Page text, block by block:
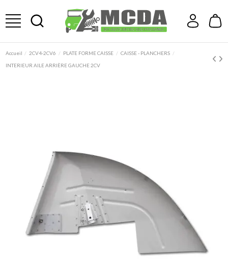
Accueil 2CV4-2CV6 PLATE FORME CAISSE
CAISSE - PLANCHERS
INTERIEUR AILE ARRIÈRE GAUCHE 2CV